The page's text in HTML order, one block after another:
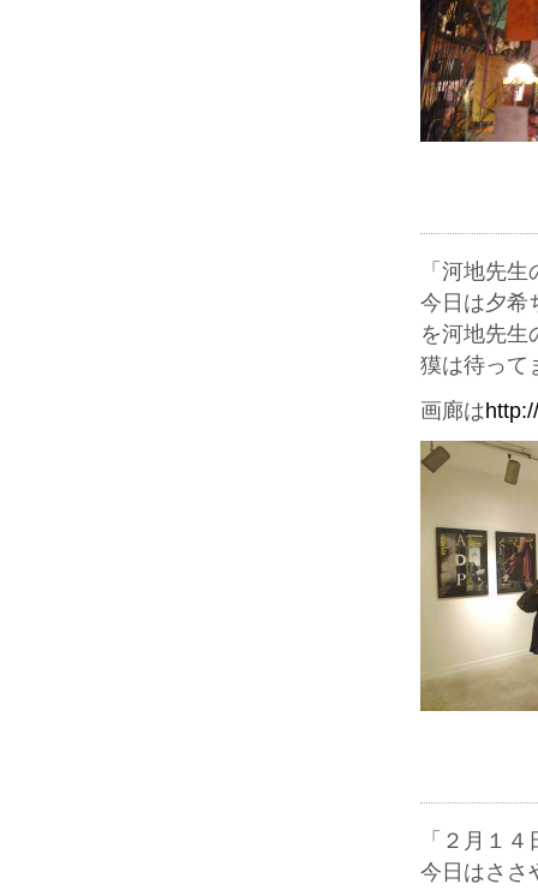
「河地先
今日は夕希
を河地先生
獏は待って
画廊は
「２月１
今日はささ